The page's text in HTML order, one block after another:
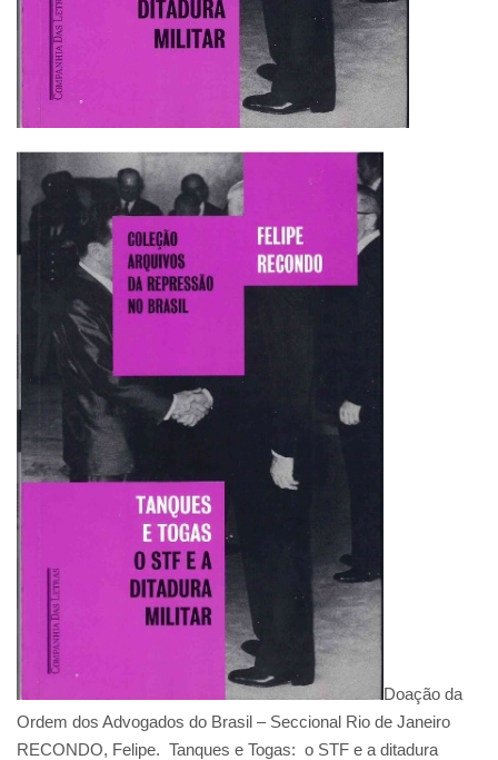
Doação da
Ordem dos Advogados do Brasil – Seccional Rio de Janeiro
RECONDO, Felipe. Tanques e Togas: o STF e a ditadura